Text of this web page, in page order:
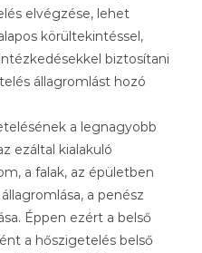
elvégzése, lehet
körültekintéssel,
biztosítani
állagromlást hozó
a legnagyobb
ezáltal kialakuló
a falak, az épületben
a penész
Éppen ezért a belső
a hőszigetelés belső